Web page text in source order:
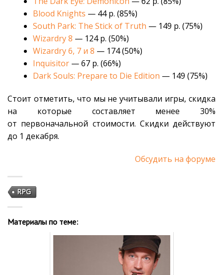
Blood Knights — 44 р. (85%)
South Park: The Stick of Truth — 149 р. (75%)
Wizardry 8 — 124 р. (50%)
Wizardry 6, 7 и 8 — 174 (50%)
Inquisitor— 67 р. (66%)
Dark Souls: Prepare to Die Edition — 149 (75%)
Стоит отметить, что мы не учитывали игры, скидка
на которые составляет менее 30%
от первоначальной стоимости. Скидки действуют
до 1 декабря.
Обсудить на форуме
RPG
Материалы по теме: